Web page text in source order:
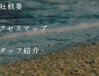
概要
セスマップ
ッフ紹介